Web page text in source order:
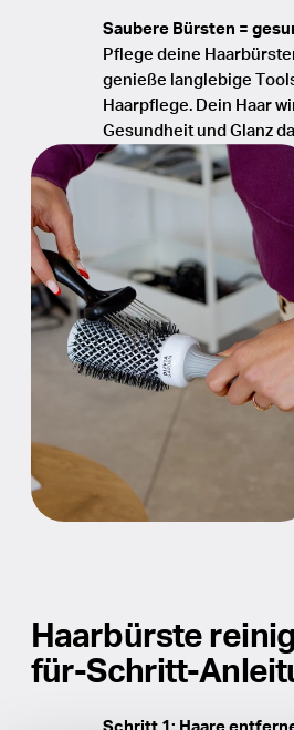
Saubere Bürsten =
Pflege deine
genieße langlebige
Haarpflege. Dein Haar
Gesundheit und Glanz
Haarbürste
für-Schritt-